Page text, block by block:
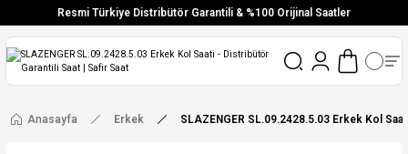
Resmi Türkiye Distribütör Garantili & %100 Orijinal Saatler
Vade Farksız 6 Taksit
Ücretsiz Kargo
Anasayfa Erkek SLAZENGER SL.09.2428.5.03 Erkek Kol